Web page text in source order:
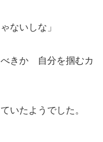
ないしな」
きか 自分を掴むカ
いたようでした。